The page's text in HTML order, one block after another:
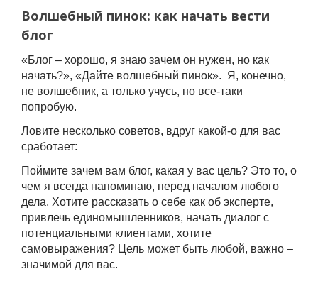
Волшебный пинок: как начать вести
блог
«Блог – хорошо, я знаю зачем он нужен, но как
начать?», «Дайте волшебный пинок». Я, конечно,
не волшебник, а только учусь, но все-таки
попробую.
Ловите несколько советов, вдруг какой-о для вас
сработает:
Поймите зачем вам блог, какая у вас цель? Это то, о
чем я всегда напоминаю, перед началом любого
дела. Хотите рассказать о себе как об эксперте,
привлечь единомышленников, начать диалог с
потенциальными клиентами, хотите
самовыражения? Цель может быть любой, важно –
значимой для вас.